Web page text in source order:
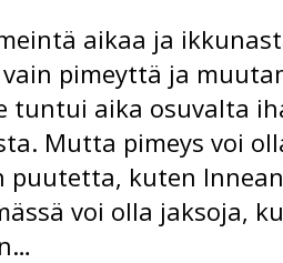
aikaa ja
pimeyttä ja
tuntui aika osuvalta
Mutta pimeys voi
puutetta, kuten
voi olla jaksoja,